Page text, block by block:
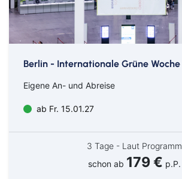
Berlin - Internationale Grüne Woche
Eigene An- und Abreise
ab Fr. 15.01.27
3 Tage - Laut Programm
schon ab 179 € p.P.